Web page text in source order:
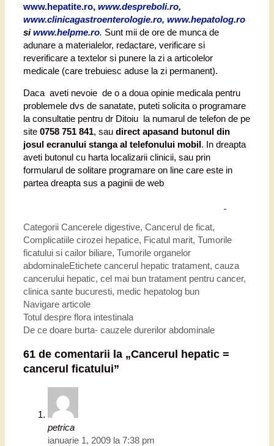
www.hepatite.ro, www.despreboli.ro,
www.clinicagastroenterologie.ro, www.hepatolog.ro
siwww.helpme.ro. Sunt mii de ore de munca de
adunare a materialelor, redactare, verificare si
reverificare a textelor si punere la zi a articolelor
medicale (care trebuiesc aduse la zi permanent).
Daca aveti nevoie de o a doua opinie medicala pentru
problemele dvs de sanatate, puteti solicita o programare
la consultatie pentru dr Ditoiu la numarul de telefon de pe
site 0758 751 841, sau direct apasand butonul din
josul ecranului stanga al telefonului mobil. In dreapta
aveti butonul cu harta localizarii clinicii, sau prin
formularul de solitare programare on line care este in
partea dreapta sus a paginii de web
Categorii Cancerele digestive, Cancerul de ficat,
Complicatiile cirozei hepatice, Ficatul marit, Tumorile
ficatului si cailor biliare, Tumorile organelor
abdominaleEtichete cancerul hepatic tratament, cauza
cancerului hepatic, cel mai bun tratament pentru cancer,
clinica sante bucuresti, medic hepatolog bun
Navigare articole
Totul despre flora intestinala
De ce doare burta- cauzele durerilor abdominale
61 de comentarii la „Cancerul hepatic =
cancerul ficatului”
petrica
ianuarie 1, 2009 la 7:38 pm